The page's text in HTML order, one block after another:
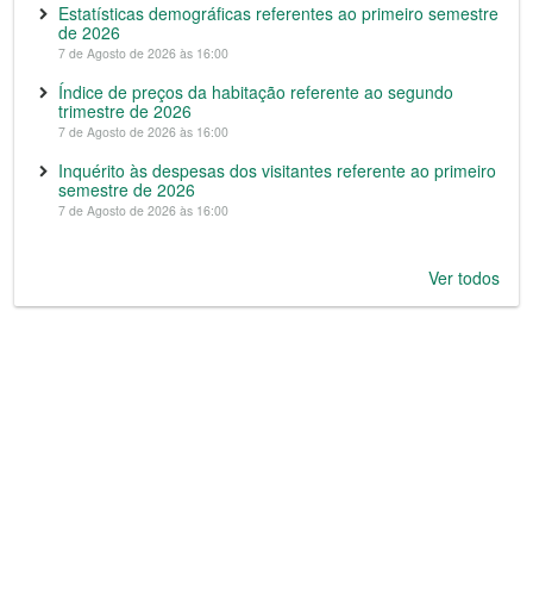
Estatísticas demográficas referentes ao primeiro semestre
de 2026
7 de Agosto de 2026 às 16:00
Índice de preços da habitação referente ao segundo
trimestre de 2026
7 de Agosto de 2026 às 16:00
Inquérito às despesas dos visitantes referente ao primeiro
semestre de 2026
7 de Agosto de 2026 às 16:00
Ver todos